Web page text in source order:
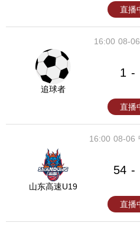
直播
08-06
16:00
追球者
1 -
直播
08-06
16:00
山东高速U19
54 -
直播